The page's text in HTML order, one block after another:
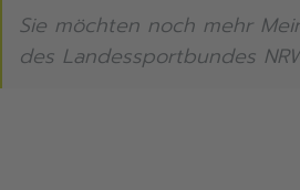
Sie möchten noch mehr
des Landessportbundes